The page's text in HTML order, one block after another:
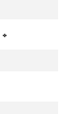
*